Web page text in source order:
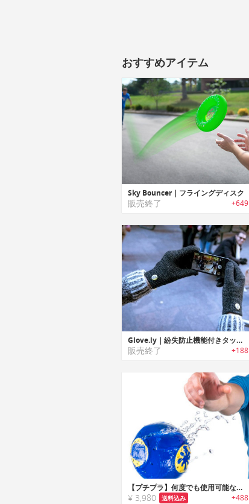
おすすめアイテム
Sky Bouncer｜フライングディスク
販売終了 +649
Glove.ly｜紛失防止機能付きタッチスクリーングローブ
販売終了 +188
【プチプラ】何度でも使用可能なウォーターウェポン
¥ 3,980 送料込み +488